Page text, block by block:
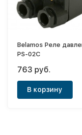
Belamos Реле
PS-02C
763 руб.
В корзину